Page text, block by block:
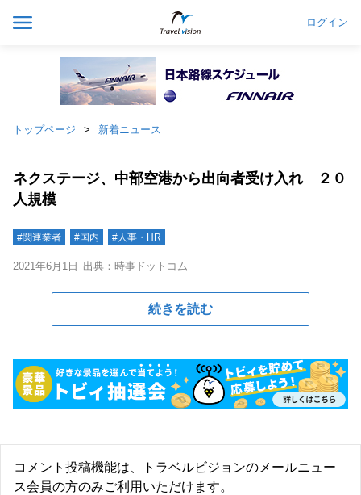
ログイン
トップページ 新着ニュース
ネクステージ、中部空港から出向者受け入れ ２０
人規模
#関連業者 #国内 #人事・HR
2021年6月1日 出典：時事ドットコム
続きを読む
コメント投稿機能は、トラベルビジョンのメールニュー
ス会員の方のみご利用いただけます。